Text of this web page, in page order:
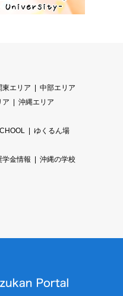
東エリア
中部エリア
ア
沖縄エリア
ゆくるん場
学金情報
沖縄の学校